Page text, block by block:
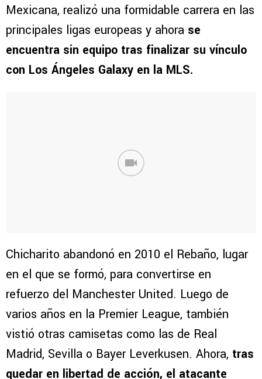
Mexicana, realizó una formidable carrera en las
principales ligas europeas y ahora se
encuentra sin equipo tras finalizar su vínculo
con Los Ángeles Galaxy en la MLS.
Chicharito abandonó en 2010 el Rebaño, lugar
en el que se formó, para convertirse en
refuerzo del Manchester United. Luego de
varios años en la Premier League, también
vistió otras camisetas como las de Real
Madrid, Sevilla o Bayer Leverkusen. Ahora, tras
quedar en libertad de acción, el atacante